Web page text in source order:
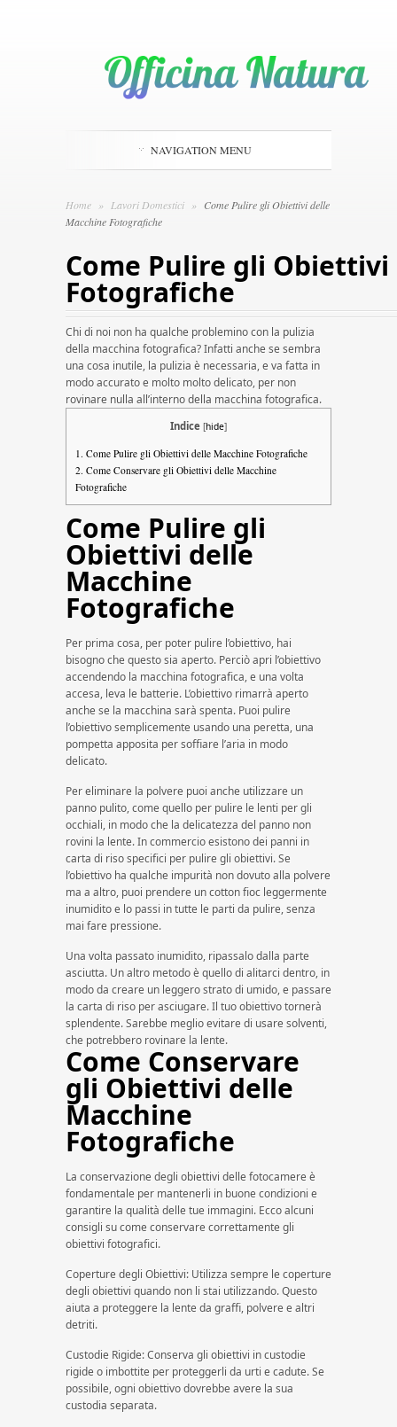
NAVIGATION MENU
Home » Lavori Domestici » Come Pulire gli Obiettivi delle
Macchine Fotografiche
Come Pulire gli
Fotografiche
Chi di noi non ha qualche problemino con la pulizia
della macchina fotografica? Infatti anche se sembra
una cosa inutile, la pulizia è necessaria, e va fatta in
modo accurato e molto molto delicato, per non
rovinare nulla all’interno della macchina fotografica.
Indice [hide]
1. Come Pulire gli Obiettivi delle Macchine Fotografiche
2. Come Conservare gli Obiettivi delle Macchine
Fotografiche
Come Pulire gli
Obiettivi delle
Macchine
Fotografiche
Per prima cosa, per poter pulire l’obiettivo, hai
bisogno che questo sia aperto. Perciò apri l’obiettivo
accendendo la macchina fotografica, e una volta
accesa, leva le batterie. L’obiettivo rimarrà aperto
anche se la macchina sarà spenta. Puoi pulire
l’obiettivo semplicemente usando una peretta, una
pompetta apposita per soffiare l’aria in modo
delicato.
Per eliminare la polvere puoi anche utilizzare un
panno pulito, come quello per pulire le lenti per gli
occhiali, in modo che la delicatezza del panno non
rovini la lente. In commercio esistono dei panni in
carta di riso specifici per pulire gli obiettivi. Se
l’obiettivo ha qualche impurità non dovuto alla polvere
ma a altro, puoi prendere un cotton fioc leggermente
inumidito e lo passi in tutte le parti da pulire, senza
mai fare pressione.
Una volta passato inumidito, ripassalo dalla parte
asciutta. Un altro metodo è quello di alitarci dentro, in
modo da creare un leggero strato di umido, e passare
la carta di riso per asciugare. Il tuo obiettivo tornerà
splendente. Sarebbe meglio evitare di usare solventi,
che potrebbero rovinare la lente.
Come Conservare
gli Obiettivi delle
Macchine
Fotografiche
La conservazione degli obiettivi delle fotocamere è
fondamentale per mantenerli in buone condizioni e
garantire la qualità delle tue immagini. Ecco alcuni
consigli su come conservare correttamente gli
obiettivi fotografici.
Coperture degli Obiettivi: Utilizza sempre le coperture
degli obiettivi quando non li stai utilizzando. Questo
aiuta a proteggere la lente da graffi, polvere e altri
detriti.
Custodie Rigide: Conserva gli obiettivi in custodie
rigide o imbottite per proteggerli da urti e cadute. Se
possibile, ogni obiettivo dovrebbe avere la sua
custodia separata.